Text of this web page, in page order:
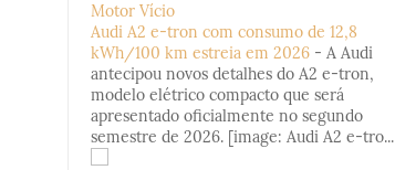
Motor Vício
Audi A2 e-tron com consumo de 12,8
kWh/100 km estreia em 2026 - A Audi
antecipou novos detalhes do A2 e-tron,
modelo elétrico compacto que será
apresentado oficialmente no segundo
semestre de 2026. [image: Audi A2 e-tro...